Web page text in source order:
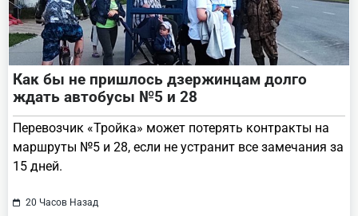
Как бы не пришлось дзержинцам долго
ждать автобусы №5 и 28
Перевозчик «Тройка» может потерять контракты на
маршруты №5 и 28, если не устранит все замечания за
15 дней.
20 Часов Назад